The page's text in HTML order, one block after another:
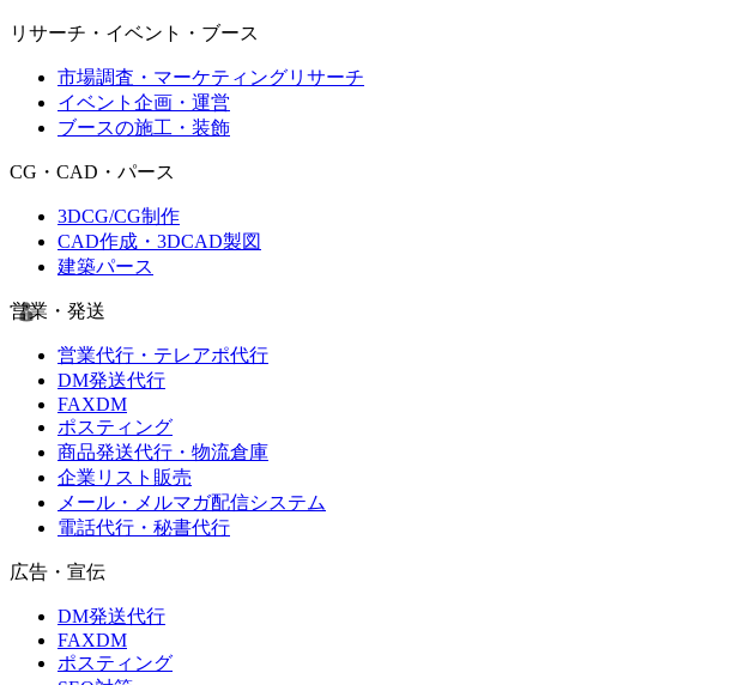
リサーチ・イベント・ブース
市場調査・マーケティングリサーチ
イベント企画・運営
ブースの施工・装飾
CG・CAD・パース
3DCG/CG制作
CAD作成・3DCAD製図
建築パース
営業・発送
営業代行・テレアポ代行
DM発送代行
FAXDM
ポスティング
商品発送代行・物流倉庫
企業リスト販売
メール・メルマガ配信システム
電話代行・秘書代行
広告・宣伝
DM発送代行
FAXDM
ポスティング